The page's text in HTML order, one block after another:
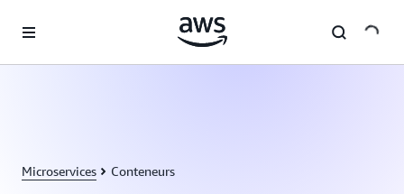
Microservices Conteneurs